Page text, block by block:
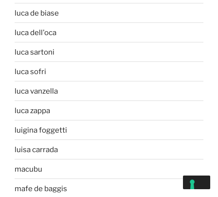
luca de biase
luca dell'oca
luca sartoni
luca sofri
luca vanzella
luca zappa
luigina foggetti
luisa carrada
macubu
mafe de baggis